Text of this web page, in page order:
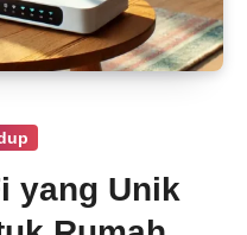
yang Unik